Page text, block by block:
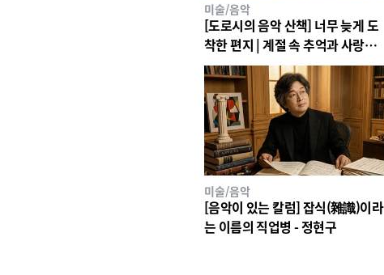
미술/음악
[도로시의 음악 산책] 너무 늦게 도
착한 편지 | 계절 속 추억과 사랑을
담은 Retro Old Pop 13곡
미술/음악
[음악이 있는 칼럼] 잡식(雜識)이라
는 이름의 직업병 - 정현구